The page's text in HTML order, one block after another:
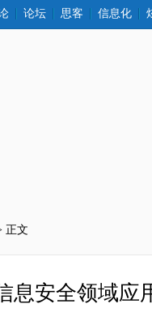
论坛 思客 信息化
正文
息安全领域应